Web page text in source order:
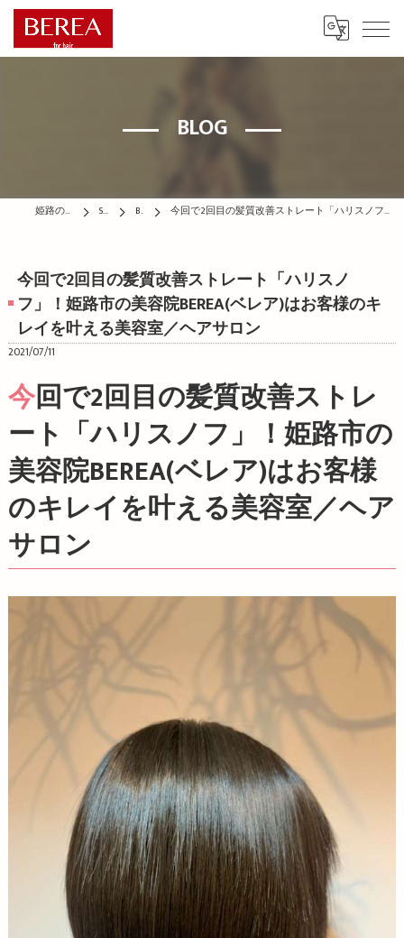
BLOG
姫路の美容院はBEREA STAFF BLOG 今回で2回目の髪質改善ストレート「ハリスノフ」！姫路市の美容院BEREA(ベレア)はお客様のキレイを叶える美容室／ヘアサロン
今回で2回目の髪質改善ストレート「ハリスノ
フ」！姫路市の美容院BEREA(ベレア)はお客様のキ
レイを叶える美容室／ヘアサロン
2021/07/11
今回で2回目の髪質改善ストレ
ート「ハリスノフ」！姫路市の
美容院BEREA(ベレア)はお客様
のキレイを叶える美容室／ヘア
サロン